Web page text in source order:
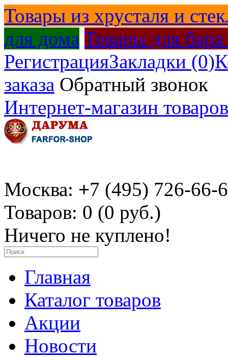
Товары из хрусталя и
для дома Товары для бара
РегистрацияЗакладки (0)
заказа Обратный звонок
Интернет-магазин
Москва: +7 (495) 726-66-
Товаров: 0 (0 руб.)
Ничего не куплено!
Главная
Каталог товаров
Акции
Новости